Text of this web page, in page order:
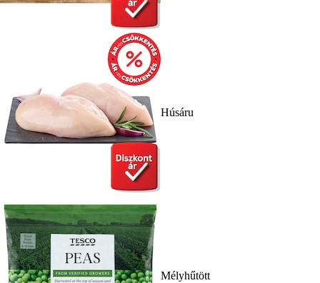
Húsáru
Mélyhűtött